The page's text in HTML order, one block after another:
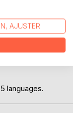
you're on a
to structure, to
codification will
languages.
AJUSTER